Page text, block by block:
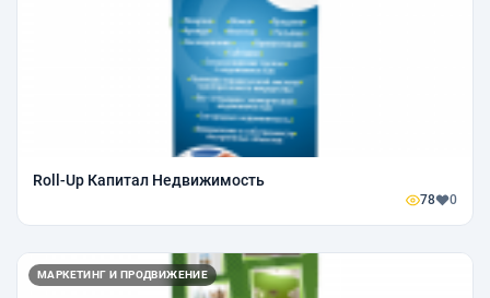
Roll-Up Капитал Недвижимость
78 0
МАРКЕТИНГ И ПРОДВИЖЕНИЕ